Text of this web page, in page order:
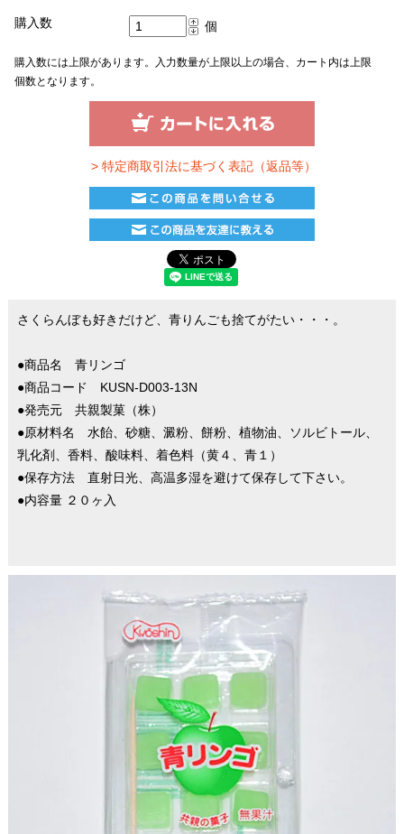
購入数 個
購入数には上限があります。入力数量が上限以上の場合、カート内は上限
個数となります。
> 特定商取引法に基づく表記（返品等）
さくらんぼも好きだけど、青りんごも捨てがたい・・・。
●商品名 青リンゴ
●商品コード KUSN-D003-13N
●発売元 共親製菓（株）
●原材料名 水飴、砂糖、澱粉、餅粉、植物油、ソルビトール、
乳化剤、香料、酸味料、着色料（黄４、青１）
●保存方法 直射日光、高温多湿を避けて保存して下さい。
●内容量 ２０ヶ入